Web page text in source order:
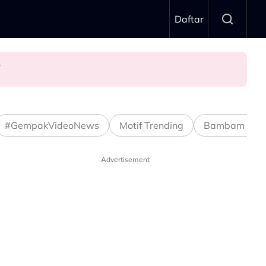
Daftar
#GempakVideoNews Motif Trending Bambam
Advertisement